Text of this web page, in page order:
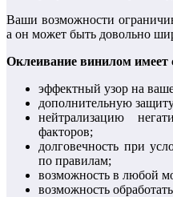
Ваши возможности
а он может быть довольно
Оклеивание винилом
эффектный узор на
дополнительную
нейтрализацию
факторов;
долговечность при
по правилам;
возможность в любой
возможность